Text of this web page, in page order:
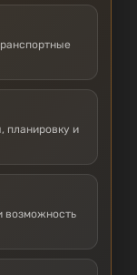
планировку и
возможность